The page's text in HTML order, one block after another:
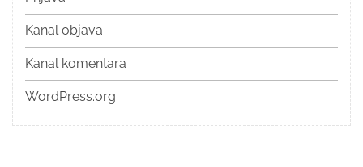
Kanal objava
Kanal komentara
WordPress.org